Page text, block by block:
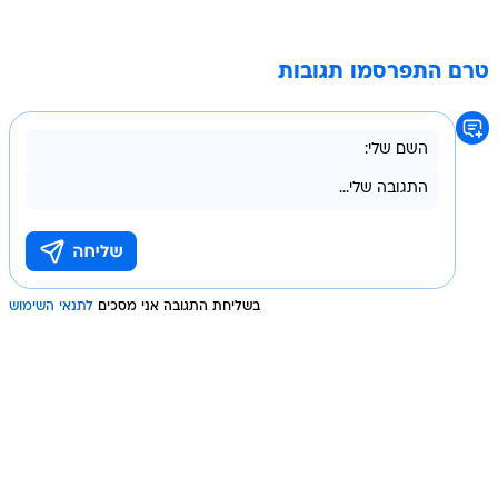
בשליחת התגובה אני מסכים לתנאי השימוש